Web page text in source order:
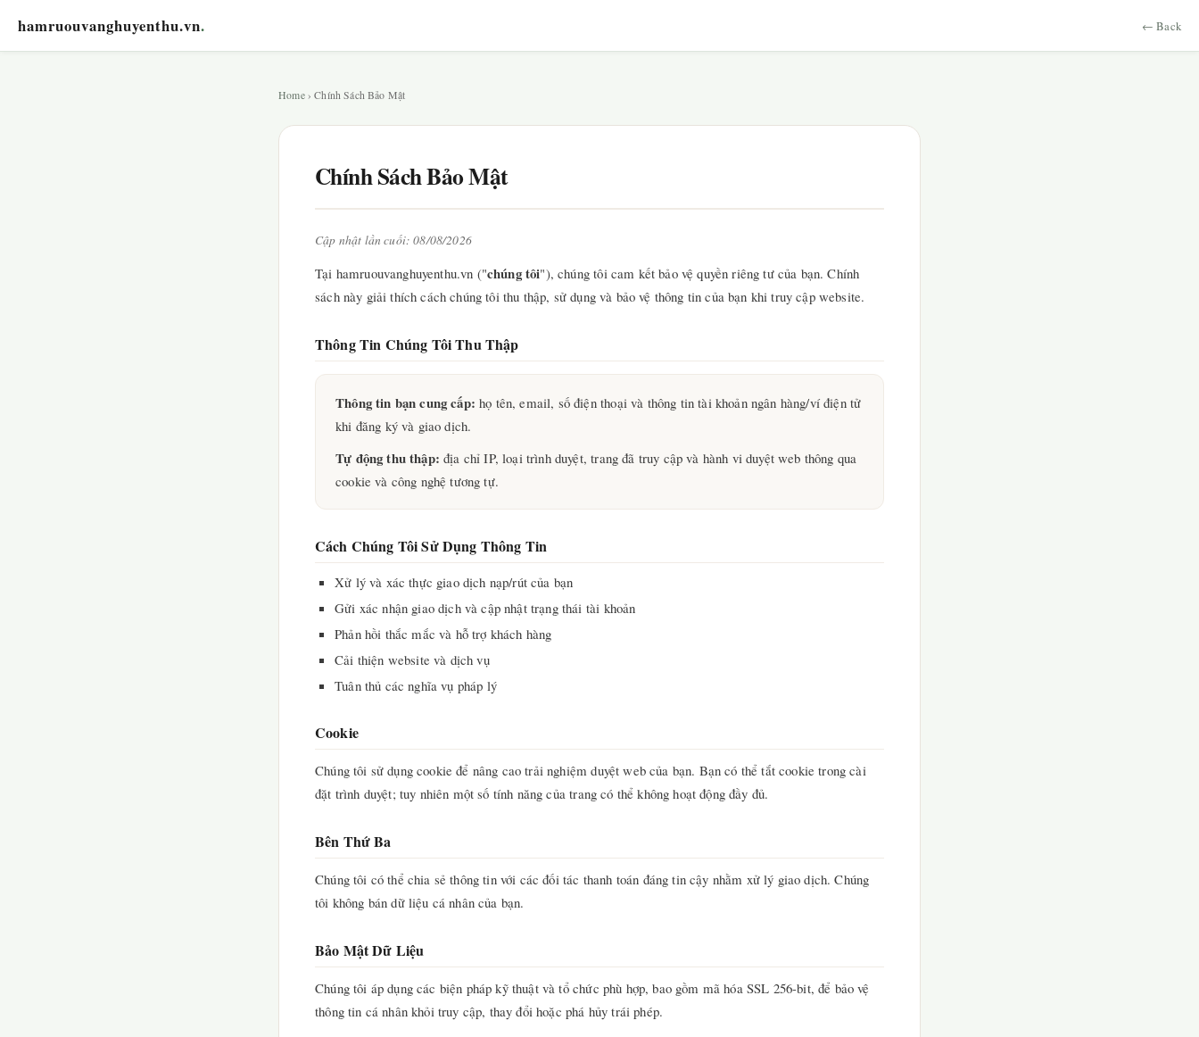
hamruouvanghuyenthu.vn. ← Back
Home› Chính Sách Bảo Mật
Chính Sách Bảo Mật
Cập nhật lần cuối: 08/08/2026
Tại hamruouvanghuyenthu.vn ("chúng tôi"), chúng tôi cam kết bảo vệ quyền riêng tư của bạn. Chính
sách này giải thích cách chúng tôi thu thập, sử dụng và bảo vệ thông tin của bạn khi truy cập website.
Thông Tin Chúng Tôi Thu Thập
Thông tin bạn cung cấp: họ tên, email, số điện thoại và thông tin tài khoản ngân hàng/ví điện tử
khi đăng ký và giao dịch.
Tự động thu thập: địa chỉ IP, loại trình duyệt, trang đã truy cập và hành vi duyệt web thông qua
cookie và công nghệ tương tự.
Cách Chúng Tôi Sử Dụng Thông Tin
Xử lý và xác thực giao dịch nạp/rút của bạn
Gửi xác nhận giao dịch và cập nhật trạng thái tài khoản
Phản hồi thắc mắc và hỗ trợ khách hàng
Cải thiện website và dịch vụ
Tuân thủ các nghĩa vụ pháp lý
Cookie
Chúng tôi sử dụng cookie để nâng cao trải nghiệm duyệt web của bạn. Bạn có thể tắt cookie trong cài
đặt trình duyệt; tuy nhiên một số tính năng của trang có thể không hoạt động đầy đủ.
Bên Thứ Ba
Chúng tôi có thể chia sẻ thông tin với các đối tác thanh toán đáng tin cậy nhằm xử lý giao dịch. Chúng
tôi không bán dữ liệu cá nhân của bạn.
Bảo Mật Dữ Liệu
Chúng tôi áp dụng các biện pháp kỹ thuật và tổ chức phù hợp, bao gồm mã hóa SSL 256-bit, để bảo vệ
thông tin cá nhân khỏi truy cập, thay đổi hoặc phá hủy trái phép.